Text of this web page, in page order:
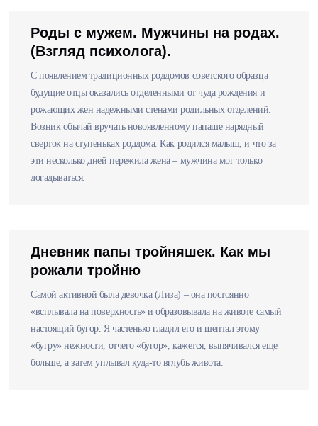
Роды с мужем. Мужчины на родах.
(Взгляд психолога).
С появлением традиционных роддомов советского образца
будущие отцы оказались отделенными от чуда рождения и
рожающих жен надежными стенами родильных отделений.
Возник обычай вручать новоявленному папаше нарядный
сверток на ступеньках роддома. Как родился малыш, и что за
эти несколько дней пережила жена – мужчина мог только
догадываться.
Дневник папы тройняшек. Как мы
рожали тройню
Самой активной была девочка (Лиза) – она постоянно
«всплывала на поверхность» и образовывала на животе самый
настоящий бугор. Я частенько гладил его и шептал этому
«бугру» нежности, отчего «бугор», кажется, выпячивался еще
больше, а затем уплывал куда-то вглубь живота.